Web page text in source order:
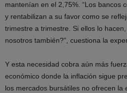
mantenían en el 2,75%. “Los bancos
y rentabilizan a su favor como se
trimestre a trimestre. Si ellos lo
nosotros también?”, cuestiona la
Y esta necesidad cobra aún más
económico donde la inflación sigue
los mercados bursátiles no ofrecen la